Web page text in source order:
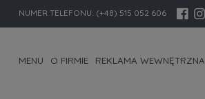
NUMER TELEFONU: (+48) 515 052 606
MENU O FIRMIE REKLAMA WEWNĘTRZNA